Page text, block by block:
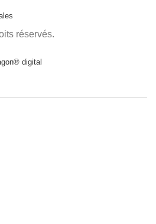
réservés.
digital